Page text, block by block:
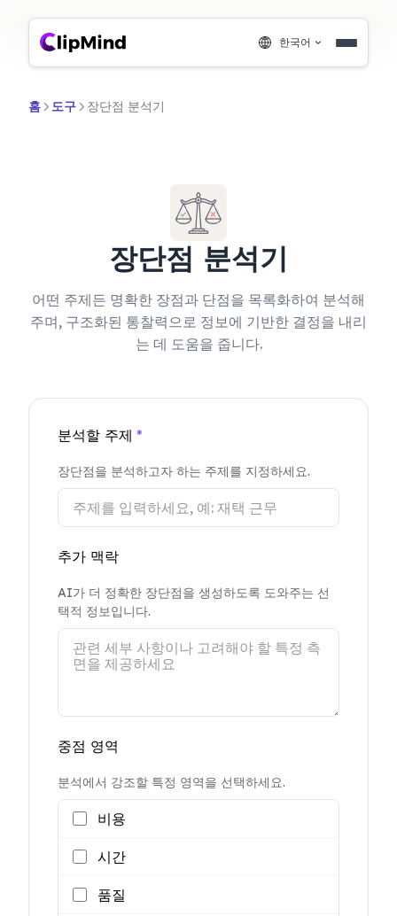
한국어
홈 도구 장단점 분석기
장단점 분석기
어떤 주제든 명확한 장점과 단점을 목록화하여 분석해
주며, 구조화된 통찰력으로 정보에 기반한 결정을 내리
는 데 도움을 줍니다.
분석할 주제 *
장단점을 분석하고자 하는 주제를 지정하세요.
추가 맥락
AI가 더 정확한 장단점을 생성하도록 도와주는 선
택적 정보입니다.
중점 영역
분석에서 강조할 특정 영역을 선택하세요.
비용
시간
품질